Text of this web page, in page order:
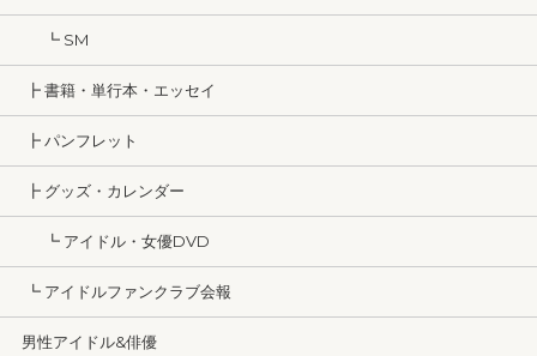
┗ SM
┣ 書籍・単行本・エッセイ
┣ パンフレット
┣ グッズ・カレンダー
┗ アイドル・女優DVD
┗ アイドルファンクラブ会報
男性アイドル&俳優